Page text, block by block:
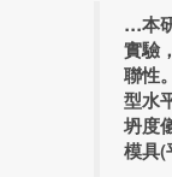
本
實驗
聯性
型水
坍度
模具(